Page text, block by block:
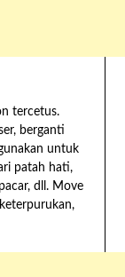
tercetus.
berganti
untuk
patah hati,
dll. Move